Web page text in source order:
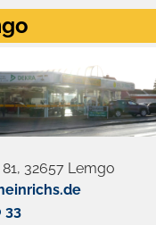
Zustimmen
aktivieren
32657 Lemgo
33